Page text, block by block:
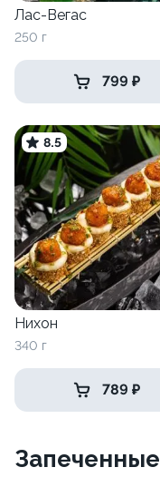
Лас-Вегас
250 г
799 ₽
8.5
Нихон
340 г
789 ₽